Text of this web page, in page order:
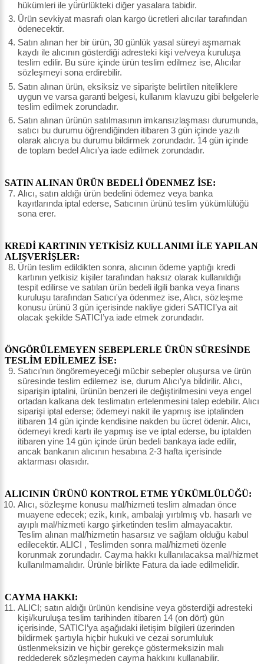
hükümleri ile yürürlükteki diğer yasalara tabidir.
Ürün sevkiyat masrafı olan kargo ücretleri alıcılar tarafından
ödenecektir.
Satın alınan her bir ürün, 30 günlük yasal süreyi aşmamak
kaydı ile alıcının gösterdiği adresteki kişi ve/veya kuruluşa
teslim edilir. Bu süre içinde ürün teslim edilmez ise, Alıcılar
sözleşmeyi sona erdirebilir.
Satın alınan ürün, eksiksiz ve siparişte belirtilen niteliklere
uygun ve varsa garanti belgesi, kullanım klavuzu gibi belgelerle
teslim edilmek zorundadır.
Satın alınan ürünün satılmasının imkansızlaşması durumunda,
satıcı bu durumu öğrendiğinden itibaren 3 gün içinde yazılı
olarak alıcıya bu durumu bildirmek zorundadır. 14 gün içinde
de toplam bedel Alıcı’ya iade edilmek zorundadır.
SATIN ALINAN ÜRÜN BEDELİ ÖDENMEZ İSE:
Alıcı, satın aldığı ürün bedelini ödemez veya banka
kayıtlarında iptal ederse, Satıcının ürünü teslim yükümlülüğü
sona erer.
KREDİ KARTININ YETKİSİZ KULLANIMI İLE YAPILAN
ALIŞVERİŞLER:
Ürün teslim edildikten sonra, alıcının ödeme yaptığı kredi
kartının yetkisiz kişiler tarafından haksız olarak kullanıldığı
tespit edilirse ve satılan ürün bedeli ilgili banka veya finans
kuruluşu tarafından Satıcı'ya ödenmez ise, Alıcı, sözleşme
konusu ürünü 3 gün içerisinde nakliye gideri SATICI’ya ait
olacak şekilde SATICI’ya iade etmek zorundadır.
ÖNGÖRÜLEMEYEN SEBEPLERLE ÜRÜN SÜRESİNDE
TESLİM EDİLEMEZ İSE:
Satıcı’nın öngöremeyeceği mücbir sebepler oluşursa ve ürün
süresinde teslim edilemez ise, durum Alıcı’ya bildirilir. Alıcı,
siparişin iptalini, ürünün benzeri ile değiştirilmesini veya engel
ortadan kalkana dek teslimatın ertelenmesini talep edebilir. Alıcı
siparişi iptal ederse; ödemeyi nakit ile yapmış ise iptalinden
itibaren 14 gün içinde kendisine nakden bu ücret ödenir. Alıcı,
ödemeyi kredi kartı ile yapmış ise ve iptal ederse, bu iptalden
itibaren yine 14 gün içinde ürün bedeli bankaya iade edilir,
ancak bankanın alıcının hesabına 2-3 hafta içerisinde
aktarması olasıdır.
ALICININ ÜRÜNÜ KONTROL ETME YÜKÜMLÜLÜĞÜ:
Alıcı, sözleşme konusu mal/hizmeti teslim almadan önce
muayene edecek; ezik, kırık, ambalajı yırtılmış vb. hasarlı ve
ayıplı mal/hizmeti kargo şirketinden teslim almayacaktır.
Teslim alınan mal/hizmetin hasarsız ve sağlam olduğu kabul
edilecektir. ALICI , Teslimden sonra mal/hizmeti özenle
korunmak zorundadır. Cayma hakkı kullanılacaksa mal/hizmet
kullanılmamalıdır. Ürünle birlikte Fatura da iade edilmelidir.
CAYMA HAKKI:
ALICI; satın aldığı ürünün kendisine veya gösterdiği adresteki
kişi/kuruluşa teslim tarihinden itibaren 14 (on dört) gün
içerisinde, SATICI’ya aşağıdaki iletişim bilgileri üzerinden
bildirmek şartıyla hiçbir hukuki ve cezai sorumluluk
üstlenmeksizin ve hiçbir gerekçe göstermeksizin malı
reddederek sözleşmeden cayma hakkını kullanabilir.